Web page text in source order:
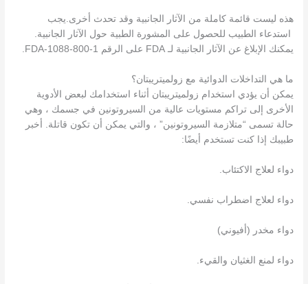
هذه ليست قائمة كاملة من الآثار الجانبية وقد تحدث أخرى.يجب
استدعاء الطبيب للحصول على المشورة الطبية حول الآثار الجانبية.
يمكنك الإبلاغ عن الآثار الجانبية لـ FDA على الرقم 1-800-FDA-1088.
ما هي التداخلات الدوائية مع زولميتريبتان؟
يمكن أن يؤدي استخدام زولميتريبتان أثناء استخدامك لبعض الأدوية
الأخرى إلى تراكم مستويات عالية من السيروتونين في جسمك ، وهي
حالة تسمى “متلازمة السيروتونين” ، والتي يمكن أن تكون قاتلة. أخبر
طبيبك إذا كنت تستخدم أيضًا:
دواء لعلاج الاكتئاب.
دواء لعلاج اضطراب نفسي.
دواء مخدر (أفيوني)
دواء لمنع الغثيان والقيء.